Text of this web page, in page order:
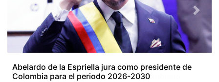
Abelardo de la Espriella jura como presidente de
Colombia para el periodo 2026-2030
Previous Next